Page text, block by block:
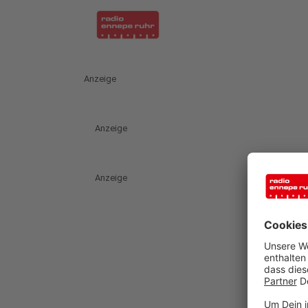
Anzeige
Anzeige
Anzeige